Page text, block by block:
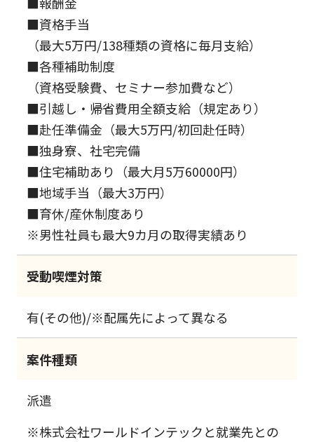
■資格手当
（最大5万円/138種類の資格に毎月支給）
■各種補助制度
（資格受験費、セミナー参加費など）
■引越し・帰省費用全額支給（規定あり）
■赴任準備金（最大5万円/初回赴任時）
■独身寮、社宅完備
■住宅補助あり（最大月5万60000円）
■地域手当（最大3万円）
■育休/産休制度あり
※男性社員も最大9カ月の取得実績あり
受動喫煙対策
有(その他)/※配属先によって異なる
案件種類
派遣
※株式会社ワールドインテックと就業先との